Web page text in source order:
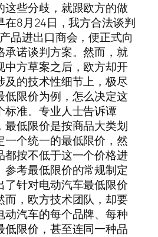
这些分歧，就跟欧方的做
在8月24日，我方合法谈判
品进出口商会，便正式向
承诺谈判方案。然而，就
中方草案之后，欧方却开
及的技术性细节上，极尽
低限价为例，怎么决定这
标准。专业人士告诉谭
最低限价是按商品大类划
一个统一的最低限价，然
都按不低于这一个价格进
参考最低限价的常规制定
了针对电动汽车最低限价
而，欧方技术团队，却要
动汽车的每个品牌、每种
低限价，甚至连同一种品